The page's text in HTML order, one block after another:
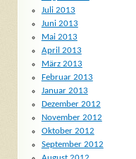
Juli 2013
Juni 2013
Mai 2013
April 2013
März 2013
Februar 2013
Januar 2013
Dezember 2012
November 2012
Oktober 2012
September 2012